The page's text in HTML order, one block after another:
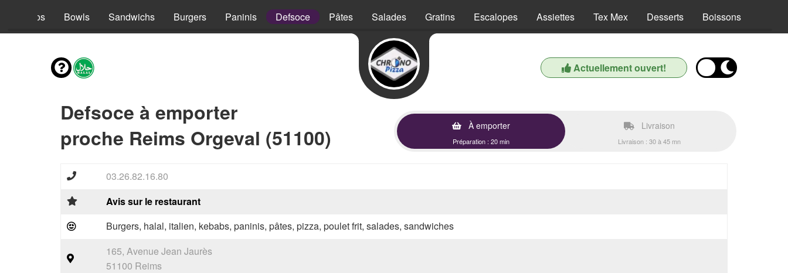
Tacos Bowls Sandwichs Burgers Paninis Defsoce Pâtes Salades Gratins Escalopes Assiettes Tex Mex Desserts Boissons
Actuellement ouvert!
Defsoce à emporter
proche Reims Orgeval (51100)
À emporter
Préparation : 20 min
Livraison
Livraison : 30 à 45 mn
03.26.82.16.80
Avis sur le restaurant
Burgers, halal, italien, kebabs, paninis, pâtes, pizza, poulet frit, salades, sandwiches
165, Avenue Jean Jaurès
51100 Reims